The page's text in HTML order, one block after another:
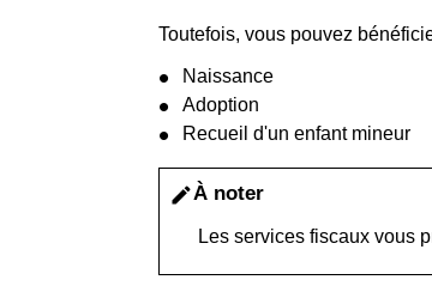
Toutefois, vous pouvez
Naissance
Adoption
Recueil d'un enfant mineur
editÀ noter
Les services fiscaux vous